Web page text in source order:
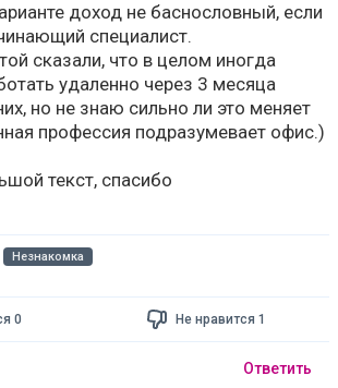
доход не баснословный, если
специалист.
сказали, что в целом иногда
удаленно через 3 месяца
но не знаю сильно ли это меняет
профессия подразумевает офис.)
текст, спасибо
Незнакомка
0 Не нравится 1
Ответить